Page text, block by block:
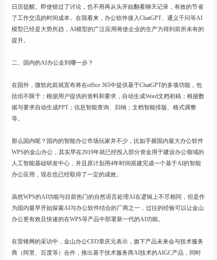
日历提醒。即使错过了讨论，也不用再从头开始翻看聊天记录，有效的节省
了工作交流的时间成本。在我看来，办公软件接入ChatGPT、通义千问等AI
模型已经是大势所趋，AI模型的广泛应用将使企业的生产力得到前所未有的
提升。
二、国内的AI办公走到哪一步？
在国外，微软此前就宣布将在office 365中提供基于ChatGPT的多项功能，包
括但不限于：根据用户提供的资料和要求，自动生成Word文档初稿；根据数
据与要求自动生成PPT；信息智能查询、归纳；文档智能排版、格式调整
等。
那么国内呢？国内的智能办公市场玩家并不少，比如手握国内最大办公软件
WPS的金山办公，其实早在2019年就已经投入部分资金用于建设办公领域的
人工智能基础研发中心，并且原计划用4年时间搭建完成一个基于AI的智能
办公应用，现在也已经取得了一定的成效。
虽然WPS的AI功能与目前热门的自然语言处理AI在逻辑上不尽相同，但是作
为国内最早开始探索AI与办公软件结合的厂商之一，过往的经验可以让金山
办公更有效且快速的在WPS等产品中部署新一代的AI功能。
在雷锋网的采访中，金山办公CEO章庆元表示，旗下产品未来会与技术服务
商（阿里、百度等）合作，推出基于技术服务商AI技术的AIGC产品，同时